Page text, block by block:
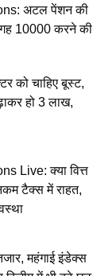
अटल पेंशन की
10000 करने की
को चाहिए बूस्ट,
हो 3 लाख,
Live: क्या वित्त
टैक्स में राहत,
महंगाई इंडेक्स